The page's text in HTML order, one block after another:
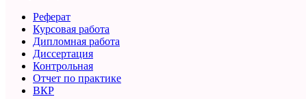
Реферат
Курсовая работа
Дипломная работа
Диссертация
Контрольная
Отчет по практике
ВКР